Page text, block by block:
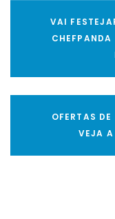
VAI
CHEFPANDA
OFERTAS
VEJA